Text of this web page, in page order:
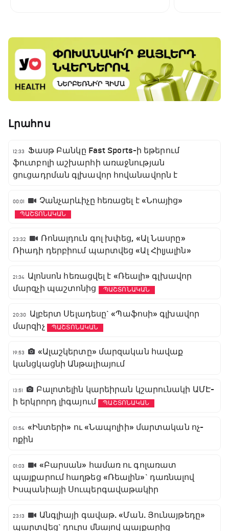
Լրահոս
12:33
Ֆասթ Բանկը Fast Sports-ի եթերում
ֆուտբոլի աշխարհի առաջնության
ցուցադրման գլխավոր հովանավորն է
00:01 Չանչարևիչը հեռացել է «Նոայից»
ՊԱՇՏՈՆԱԿԱՆ
23:32
Ռոնալդուն գոլ խփեց, «Ալ Նասրը»
Ռիադի դերբիում պարտվեց «Ալ Հիլյալին»
21:34 Ալոնսոն հեռացվել է «Ռեալի» գլխավոր
մարզչի պաշտոնից
ՊԱՇՏՈՆԱԿԱՆ
20:30
Ալբերտ Սելադեսը` «Պաֆոսի» գլխավոր
մարզիչ
ՊԱՇՏՈՆԱԿԱՆ
19:53
«Ալաշկերտը» մարզական հավաք
կանցկացնի Անթալիայում
13:51
Բալոտելին կարեիրան կշարունակի ԱՄԷ-
ի երկրորդ լիգայում
ՊԱՇՏՈՆԱԿԱՆ
01:54 «Ինտերի» ու «Նապոլիի» մարտական ոչ-
ոքին
01:03
«Բարսան» համառ ու գոլառատ
պայքարում հաղթեց «Ռեալին»` դառնալով
Իսպանիայի Սուպերգավաթակիր
23:13
Անգլիայի գավաթ. «Ման. Յունայթեդը»
պարտվեց` դուրս մնալով պայքարից